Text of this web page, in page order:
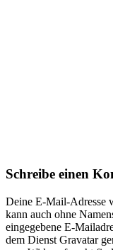
Schreibe einen
Deine E-Mail-Adresse
kann auch ohne
eingegebene E-
dem Dienst Gravatar